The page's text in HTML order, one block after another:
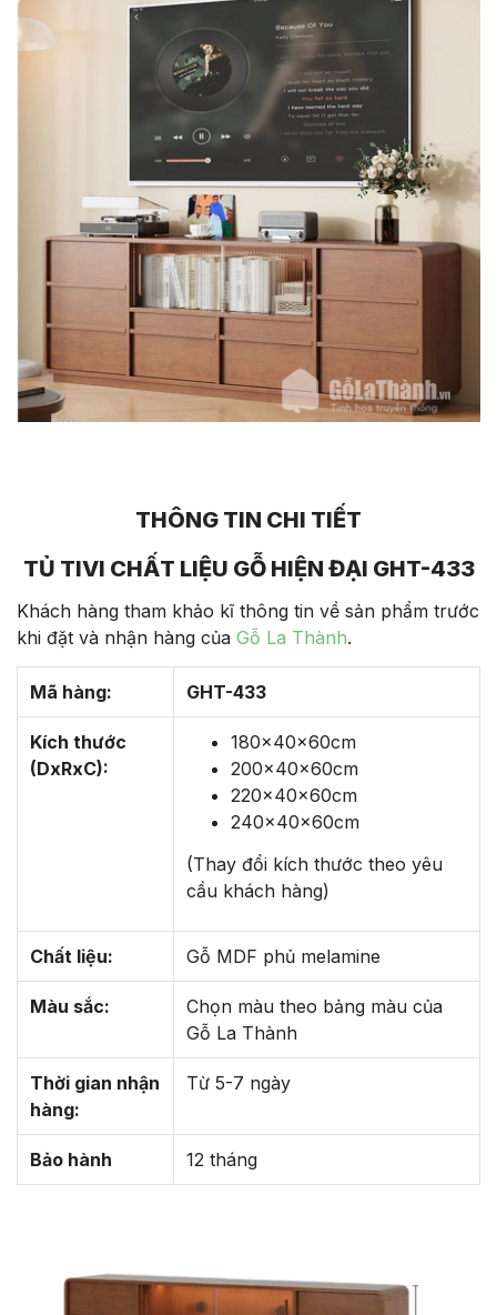
THÔNG TIN CHI TIẾT
TỦ TIVI CHẤT LIỆU GỖ HIỆN ĐẠI GHT-433
Khách hàng tham khảo kĩ thông tin về sản phẩm trước
khi đặt và nhận hàng của Gỗ La Thành.
Mã hàng: GHT-433
Kích thước
(DxRxC):
180x40x60cm
200x40x60cm
220x40x60cm
240x40x60cm
(Thay đổi kích thước theo yêu
cầu khách hàng)
Chất liệu: Gỗ MDF phủ melamine
Màu sắc:
Chọn màu theo bảng màu của
Gỗ La Thành
Thời gian nhận
hàng:
Từ 5-7 ngày
Bảo hành 12 tháng